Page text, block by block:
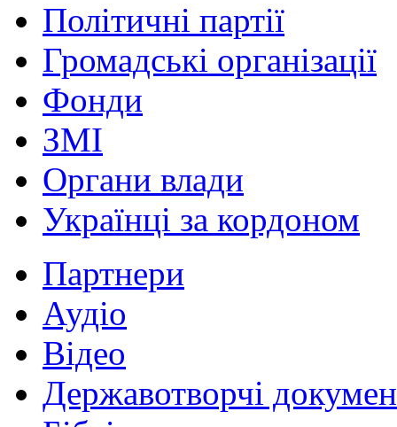
Політичні партії
Громадські організації
Фонди
ЗМІ
Органи влади
Українці за кордоном
Партнери
Аудіо
Відео
Державотворчі